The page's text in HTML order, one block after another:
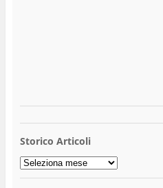
Storico Articoli
Storico
Articoli